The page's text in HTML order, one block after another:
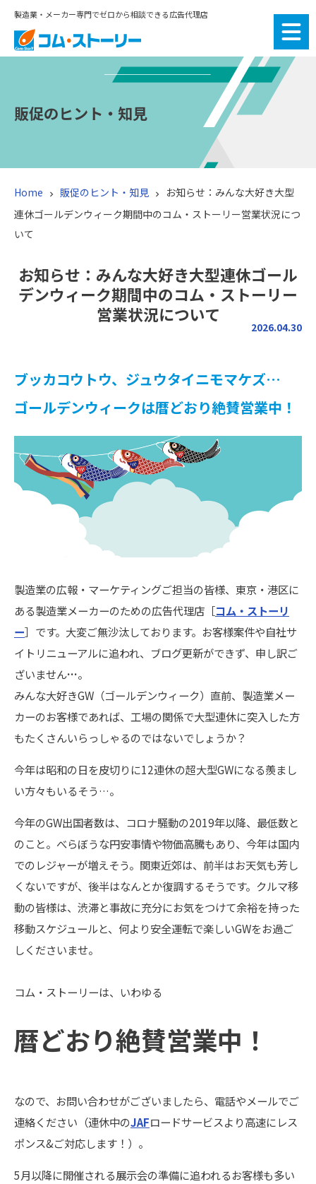
製造業・メーカー専門でゼロから相談できる広告代理店
販促のヒント・知見
Home  販促のヒント・知見 
お知らせ：みんな大好き大型
連休ゴールデンウィーク期間中のコム・ストーリー営業状況につ
いて
お知らせ：みんな大好き大型連休ゴール
デンウィーク期間中のコム・ストーリー
営業状況について
2026.04.30
ブッカコウトウ、ジュウタイニモマケズ…
ゴールデンウィークは暦どおり絶賛営業中！
製造業の広報・マーケティングご担当の皆様、東京・港区に
ある製造業メーカーのための広告代理店［コム・ストーリ
ー］です。大変ご無沙汰しております。お客様案件や自社サ
イトリニューアルに追われ、ブログ更新ができず、申し訳ご
ざいません…。
みんな大好きGW（ゴールデンウィーク）直前、製造業メー
カーのお客様であれば、工場の関係で大型連休に突入した方
もたくさんいらっしゃるのではないでしょうか？
今年は昭和の日を皮切りに12連休の超大型GWになる羨まし
い方々もいるそう…。
今年のGW出国者数は、コロナ騒動の2019年以降、最低数と
のこと。べらぼうな円安事情や物価高騰もあり、今年は国内
でのレジャーが増えそう。関東近郊は、前半はお天気も芳し
くないですが、後半はなんとか復調するそうです。クルマ移
動の皆様は、渋滞と事故に充分にお気をつけて余裕を持った
移動スケジュールと、何より安全運転で楽しいGWをお過ご
しくださいませ。
コム・ストーリーは、いわゆる
暦どおり絶賛営業中！
なので、お問い合わせがございましたら、電話やメールでご
連絡ください（連休中のJAFロードサービスより高速にレス
ポンス&ご対応します！）。
5月以降に開催される展示会の準備に追われるお客様も多い